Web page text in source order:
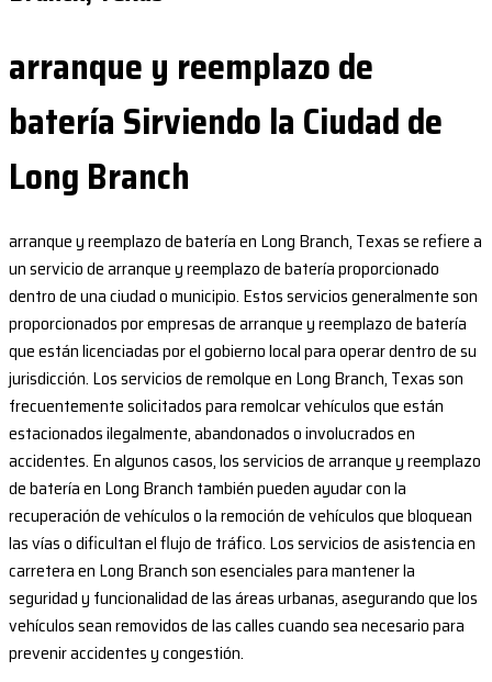
arranque y reemplazo de
batería Sirviendo la Ciudad de
Long Branch
arranque y reemplazo de batería en Long Branch, Texas se refiere a
un servicio de arranque y reemplazo de batería proporcionado
dentro de una ciudad o municipio. Estos servicios generalmente son
proporcionados por empresas de arranque y reemplazo de batería
que están licenciadas por el gobierno local para operar dentro de su
jurisdicción. Los servicios de remolque en Long Branch, Texas son
frecuentemente solicitados para remolcar vehículos que están
estacionados ilegalmente, abandonados o involucrados en
accidentes. En algunos casos, los servicios de arranque y reemplazo
de batería en Long Branch también pueden ayudar con la
recuperación de vehículos o la remoción de vehículos que bloquean
las vías o dificultan el flujo de tráfico. Los servicios de asistencia en
carretera en Long Branch son esenciales para mantener la
seguridad y funcionalidad de las áreas urbanas, asegurando que los
vehículos sean removidos de las calles cuando sea necesario para
prevenir accidentes y congestión.